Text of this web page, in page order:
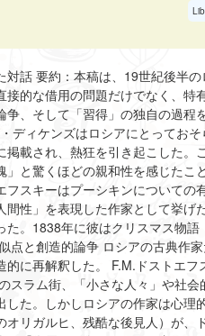
話 要約：本稿は、19世紀後半
的な借用の問題だけでなく、特
、そして「習得」の独自の過程
ディケンズはロシアにとってお
載され、熱狂を引き起こした。
と驚くほどの親和性を感じたこ
スキーはプーシキンについての
性」を表現した作家として挙げ
。1838年に彼はクリスマス物
点と創造的論争 ロシアの古典作
に再解釈した。 F.M.ドストエフ
ラム街、「小さな人々」や社会
た。しかしロシアの作家は心理
リガルヒ、残酷な後見人）が、